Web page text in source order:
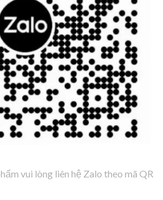
vui lòng liên hệ Zalo theo mã QR